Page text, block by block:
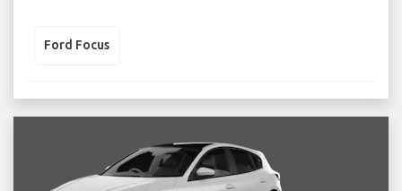
Ford Focus